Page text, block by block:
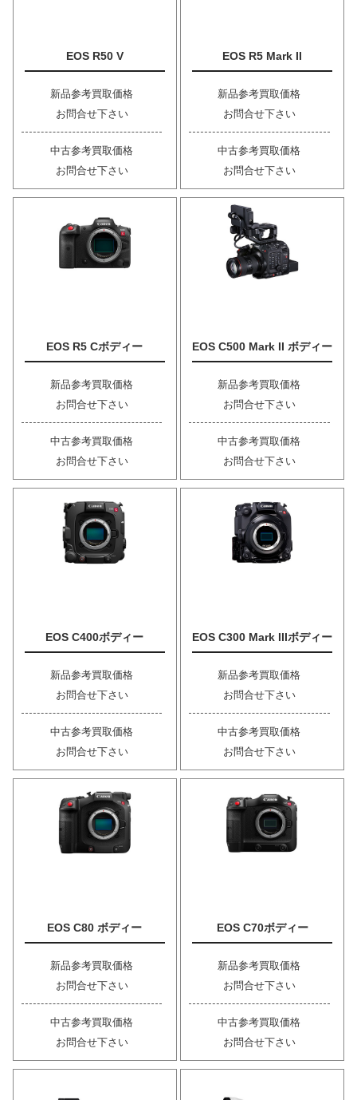
EOS R50 V
新品参考買取価格
お問合せ下さい
中古参考買取価格
お問合せ下さい
EOS R5 Mark II
新品参考買取価格
お問合せ下さい
中古参考買取価格
お問合せ下さい
EOS R5 Cボディー
新品参考買取価格
お問合せ下さい
中古参考買取価格
お問合せ下さい
EOS C500 Mark II ボディー
新品参考買取価格
お問合せ下さい
中古参考買取価格
お問合せ下さい
EOS C400ボディー
新品参考買取価格
お問合せ下さい
中古参考買取価格
お問合せ下さい
EOS C300 Mark IIIボディー
新品参考買取価格
お問合せ下さい
中古参考買取価格
お問合せ下さい
EOS C80 ボディー
新品参考買取価格
お問合せ下さい
中古参考買取価格
お問合せ下さい
EOS C70ボディー
新品参考買取価格
お問合せ下さい
中古参考買取価格
お問合せ下さい